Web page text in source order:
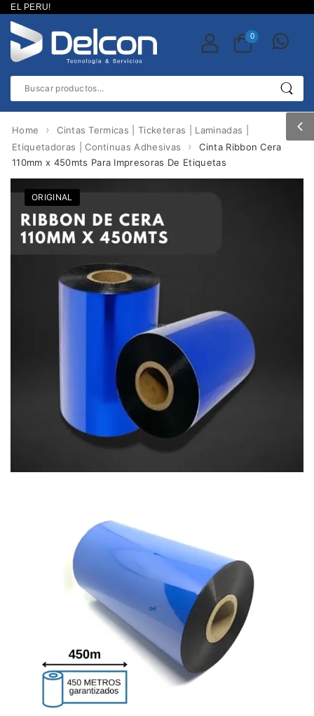
PERU!
0
Home ›
Cintas Termicas | Ticketeras | Laminadas |
Etiquetadoras | Continuas Adhesivas
›
Cinta Ribbon Cera
110mm x 450mts Para Impresoras De Etiquetas
ORIGINAL